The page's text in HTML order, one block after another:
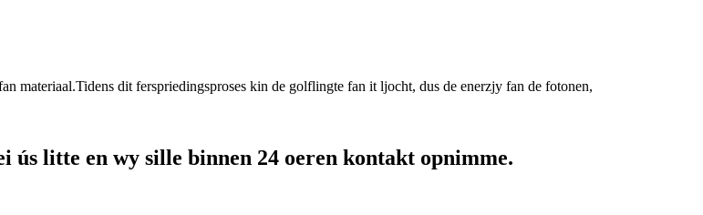
materiaal.Tidens dit ferspriedingsproses kin de golflingte fan it ljocht, dus de enerzjy fan de fotonen,
litte en wy sille binnen 24 oeren kontakt opnimme.